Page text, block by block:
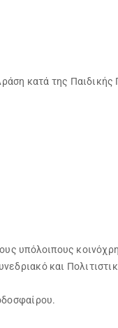
κατά της Παιδικής
υπόλοιπους
και